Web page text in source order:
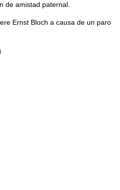
de amistad paternal.
Ernst Bloch a causa de un paro